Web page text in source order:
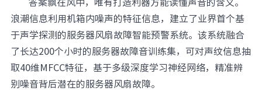
浪潮信息利用机箱内噪声的特征信息，建立了业界首个基
于声学探测的服务器风扇故障智能预警系统。该系统融合
了长达200个小时的服务器故障音训练集，可对声纹信息抽
取40维MFCC特征，基于多级深度学习神经网络，精准辨
别噪音背后潜在的服务器风扇故障。